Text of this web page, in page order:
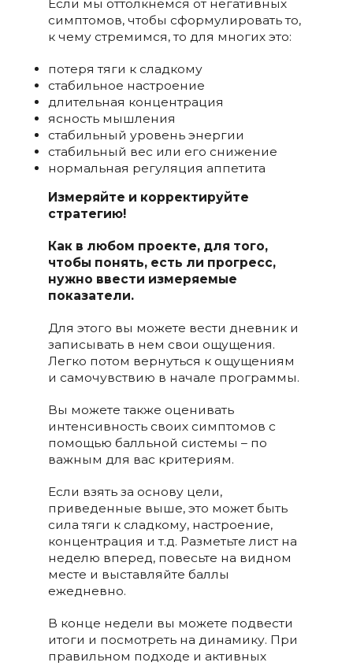
Если мы оттолкнемся от негативных
симптомов, чтобы сформулировать то,
к чему стремимся, то для многих это:
потеря тяги к сладкому
стабильное настроение
длительная концентрация
ясность мышления
стабильный уровень энергии
стабильный вес или его снижение
нормальная регуляция аппетита
Измеряйте и корректируйте
стратегию!
Как в любом проекте, для того,
чтобы понять, есть ли прогресс,
нужно ввести измеряемые
показатели.
Для этого вы можете вести дневник и
записывать в нем свои ощущения.
Легко потом вернуться к ощущениям
и самочувствию в начале программы.
Вы можете также оценивать
интенсивность своих симптомов с
помощью балльной системы – по
важным для вас критериям.
Если взять за основу цели,
приведенные выше, это может быть
сила тяги к сладкому, настроение,
концентрация и т.д. Разметьте лист на
неделю вперед, повесьте на видном
месте и выставляйте баллы
ежедневно.
В конце недели вы можете подвести
итоги и посмотреть на динамику. При
правильном подходе и активных